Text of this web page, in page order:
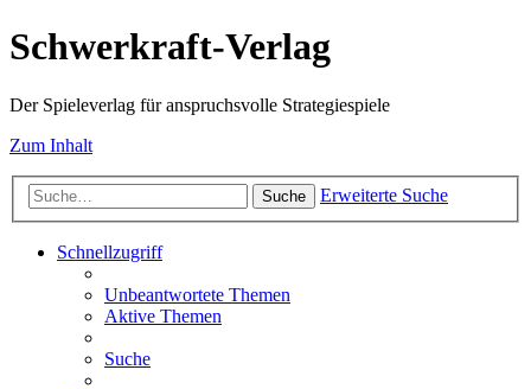
Schwerkraft-Verlag
Der Spieleverlag für anspruchsvolle Strategiespiele
Zum Inhalt
Suche Erweiterte Suche
Schnellzugriff
Unbeantwortete Themen
Aktive Themen
Suche